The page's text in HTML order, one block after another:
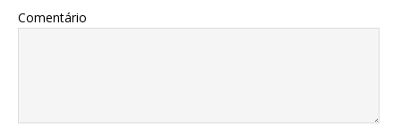
Comentário